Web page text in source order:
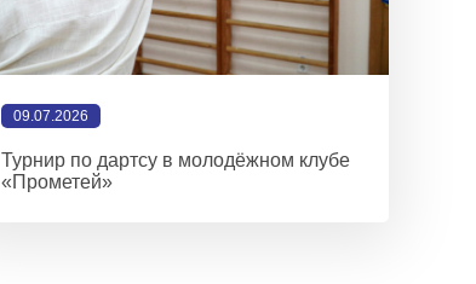
09.07.2026
Турнир по дартсу в молодёжном клубе
«Прометей»